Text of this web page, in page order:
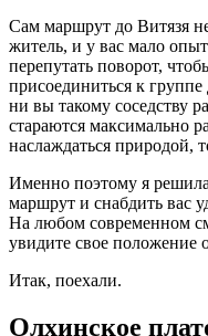
Сам маршрут до Витязя
житель, и у вас мало
перепутать поворот,
присоединиться к
ни вы такому соседству
стараются максимально
наслаждаться природой,
Именно поэтому я
маршрут и снабдить вас
На любом современном
увидите свое положение
Итак, поехали.
Олхинское